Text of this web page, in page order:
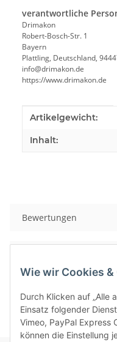
Wie wir Cookies &
Durch Klicken auf „Alle
Einsatz folgender
Vimeo, PayPal Express
können die Einstellung
verantwortliche
Drimakon
Robert-Bosch-Str. 1
Bayern
Plattling, Deutschland,
info@drimakon.de
https://www.drimakon.de
Produkteigenschaft
Wert
Artikelgewicht:
Inhalt:
Bewertungen
Benachrichtigen, wenn